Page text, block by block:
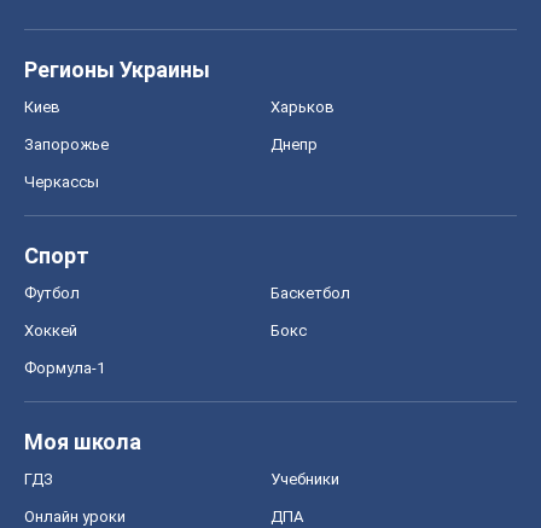
Регионы Украины
Киев Харьков
Запорожье Днепр
Черкассы
Спорт
Футбол Баскетбол
Хоккей Бокс
Формула-1
Моя школа
ГДЗ Учебники
Онлайн уроки ДПА